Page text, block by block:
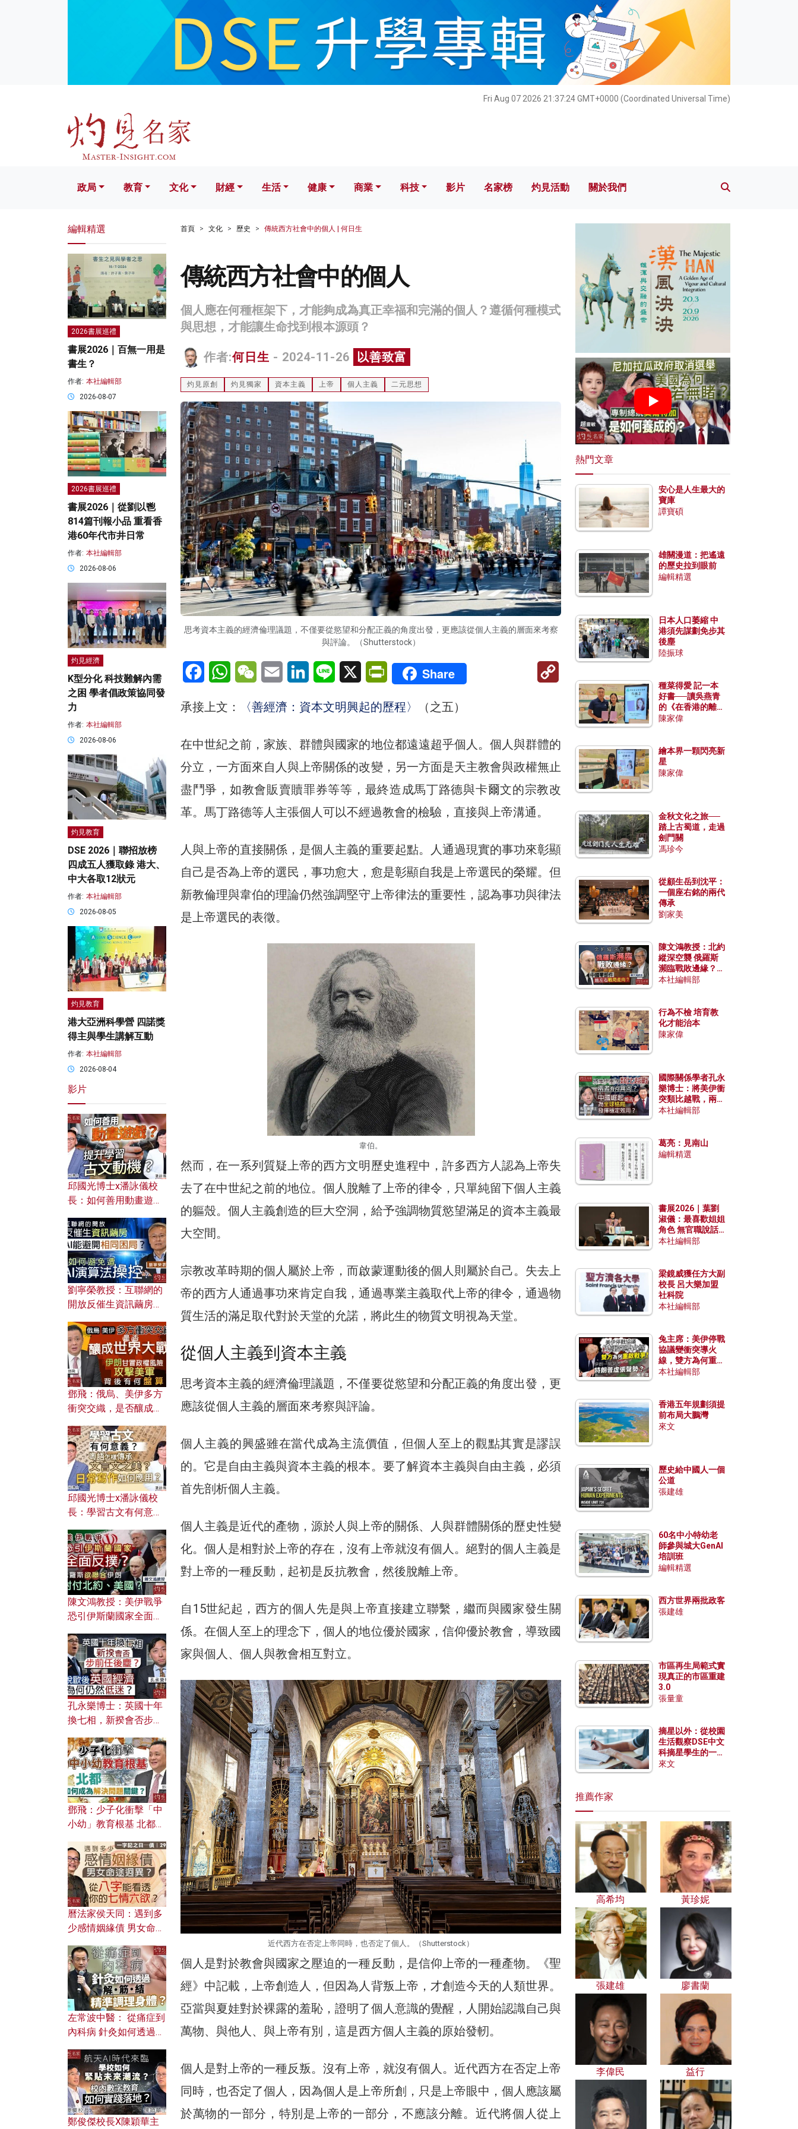
Fri Aug 07 2026 21:37:26 GMT+0000 (Coordinated Universal Time)
文化 財經 生活 健康 科技 影片 名家榜 灼見活動 關於我們
政局 教育 文化 財經 生活 健康 商業 科技 影片 名家榜 灼見活動 關於我們
首頁 文化 歷史 傳統西方社會中的個人 | 何日生
傳統西方社會中的個人
個人應在何種框架下，才能夠成為真正幸福和完滿的個人？遵循何種模式
與思想，才能讓生命找到根本源頭？
作者:何日生 - 2024-11-26 以善致富
灼見原創 灼見獨家 資本主義 上帝 個人主義 二元思想
思考資本主義的經濟倫理議題，不僅要從慾望和分配正義的角度出發，更應該從個人主義的層面來考察
與評論。（Shutterstock）
FacebookWhatsAppWeChatEmail LinkedInLine X PrintFriendly
Share
Copy
承接上文： 〈善經濟：資本文明興起的歷程〉 （之五）
在中世紀之前，家族、群體與國家的地位都遠遠超乎個人。個人與群體的
分立，一方面來自人與上帝關係的改變，另一方面是天主教會與政權無止
盡鬥爭，如教會販賣贖罪券等等，最終造成馬丁路德與卡爾文的宗教改
革。馬丁路德等人主張個人可以不經過教會的檢驗，直接與上帝溝通。
人與上帝的直接關係，是個人主義的重要起點。人通過現實的事功來彰顯
自己是否為上帝的選民，事功愈大，愈是彰顯自我是上帝選民的榮耀。但
新教倫理與韋伯的理論仍然強調堅守上帝律法的重要性，認為事功與律法
是上帝選民的表徵。
韋伯。
然而，在一系列質疑上帝的西方文明歷史進程中，許多西方人認為上帝失
去了在中世紀之前的地位。個人脫離了上帝的律令，只單純留下個人主義
的軀殼。個人主義創造的巨大空洞，給予強調物質慾望滿足的資本主義最
大空間。
宗教改革時期的個人屬於上帝，而啟蒙運動後的個人則屬於自己。失去上
帝的西方人通過事功來肯定自我，通過專業主義取代上帝的律令，通過物
質生活的滿足取代對於天堂的允諾，將此生的物質文明視為天堂。
從個人主義到資本主義
思考資本主義的經濟倫理議題，不僅要從慾望和分配正義的角度出發，更
應該從個人主義的層面來考察與評論。
個人主義的興盛雖在當代成為主流價值，但個人至上的觀點其實是謬誤
的。它是自由主義與資本主義的根本。要了解資本主義與自由主義，必須
首先剖析個人主義。
個人主義是近代的產物，源於人與上帝的關係、人與群體關係的歷史性變
化。個人是相對於上帝的存在，沒有上帝就沒有個人。絕對的個人主義是
對上帝的一種反動，起初是反抗教會，然後脫離上帝。
自15世紀起，西方的個人先是與上帝直接建立聯繫，繼而與國家發生關
係。在個人至上的理念下，個人的地位優於國家，信仰優於教會，導致國
家與個人、個人與教會相互對立。
近代西方在否定上帝同時，也否定了個人。（Shutterstock）
個人是對於教會與國家之壓迫的一種反動，是信仰上帝的一種產物。《聖
經》中記載，上帝創造人，但因為人背叛上帝，才創造今天的人類世界。
亞當與夏娃對於裸露的羞恥，證明了個人意識的覺醒，人開始認識自己與
萬物、與他人、與上帝有別，這是西方個人主義的原始發軔。
個人是對上帝的一種反叛。沒有上帝，就沒有個人。近代西方在否定上帝
同時，也否定了個人，因為個人是上帝所創，只是上帝眼中，個人應該屬
於萬物的一部分，特別是上帝的一部分，不應該分離。近代將個人從上
編輯精選
2026書展巡禮
書展2026｜百無一用是
書生？
作者: 本社編輯部
2026-08-07
2026書展巡禮
書展2026｜從劉以鬯
814篇刊報小品 重看香
港60年代市井日常
作者: 本社編輯部
2026-08-06
灼見經濟
K型分化 科技難解內需
之困 學者倡政策協同發
力
作者: 本社編輯部
2026-08-06
灼見教育
DSE 2026｜聯招放榜
四成五人獲取錄 港大、
中大各取12狀元
作者: 本社編輯部
2026-08-05
灼見教育
港大亞洲科學營 四諾獎
得主與學生講解互動
作者: 本社編輯部
2026-08-04
影片
邱國光博士x潘詠儀校
長：如何善用動畫遊戲
劉寧榮教授：互聯網的
開放反催生資訊繭房，
何避免遭AI演算法操
控？
鄧飛：俄烏、美伊多方
衝突交織，是否釀成世
風險攻擊美軍，背後有
何盤算？
邱國光博士x潘詠儀校
長：學習古文有何意
文之美？ 日常寫作如何
應用？
陳文鴻教授：美伊戰爭
恐引伊斯蘭國家全面反
對付北約美國？
孔永樂博士：英國十年
換七相，新揆會否步前
濟為何仍然低迷？
鄧飛：少子化衝擊「中
小幼」教育根基 北都如
曆法家侯天同：遇到多
少感情姻緣債 男女命途
的七情六欲？
左常波中醫： 從痛症到
內科病 針灸如何透過解
鄭俊傑校長X陳穎華主
熱門文章
安心是人生最大的
寶庫
譚寶碩
雄關漫道：把遙遠
的歷史拉到眼前
編輯精選
日本人口萎縮 中
港須先謀劃免步其
後塵
陸振球
種菜得愛 記一本
好書──讀吳燕青
的《在香港的離島
種菜》
陳家偉
繪本界一顆閃亮新
星
陳家偉
金秋文化之旅──
踏上古蜀道，走過
劍門關
馮珍今
從顧生岳到沈平：
一個座右銘的兩代
傳承
劉家美
陳文鴻教授：北約
縱深空襲 俄羅斯
瀕臨戰敗邊緣？中
國零部件能左右戰
本社編輯部
行為不檢 培育教
化才能治本
陳家偉
國際關係學者孔永
樂博士：將美伊衝
突類比越戰，兩者
有何異同？中國崛
本社編輯部
葛亮：見南山
編輯精選
書展2026｜葉劉
淑儀：最喜歡姐姐
角色 無官職說話
包袱少
本社編輯部
梁鏡威獲任方大副
校長 呂大樂加盟
社科院
本社編輯部
兔主席：美伊停戰
協議變衝突導火
線，雙方為何重啟
戰爭？伊朗一早洞
本社編輯部
香港五年規劃須提
前布局大鵬灣
來文
歷史給中國人一個
公道
張建雄
60名中小特幼老
師參與城大GenAI
培訓班
編輯精選
西方世界兩批政客
張建雄
市區再生局範式實
現真正的市區重建
3.0
張量童
摘星以外：從校園
生活觀察DSE中文
科摘星學生的一點
特質
來文
推薦作家
高希均 黃珍妮
張建雄 廖書蘭
李偉民 益行